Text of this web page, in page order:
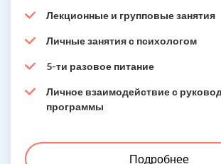
Лекционные и групповые занятия
Личные занятия с психологом
5-ти разовое питание
Личное взаимодействие с
программы
Подробнее